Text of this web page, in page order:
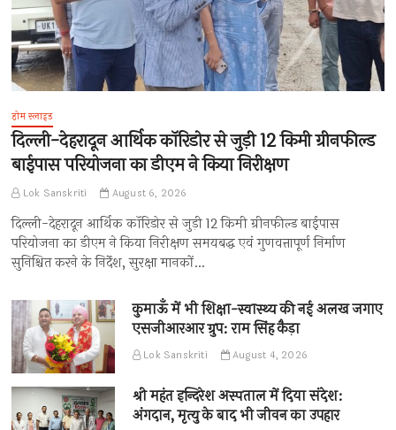
होम स्लाइड
दिल्ली-देहरादून आर्थिक कॉरिडोर से जुड़ी 12 किमी ग्रीनफील्ड
बाईपास परियोजना का डीएम ने किया निरीक्षण
Lok Sanskriti August 6, 2026
दिल्ली-देहरादून आर्थिक कॉरिडोर से जुड़ी 12 किमी ग्रीनफील्ड बाईपास
परियोजना का डीएम ने किया निरीक्षण समयबद्ध एवं गुणवत्तापूर्ण निर्माण
सुनिश्चित करने के निर्देश, सुरक्षा मानकों…
कुमाऊँ में भी शिक्षा-स्वास्थ्य की नई अलख जगाए
एसजीआरआर ग्रुप: राम सिंह कैड़ा
Lok Sanskriti August 4, 2026
श्री महंत इन्दिरेश अस्पताल में दिया संदेश:
अंगदान, मृत्यु के बाद भी जीवन का उपहार